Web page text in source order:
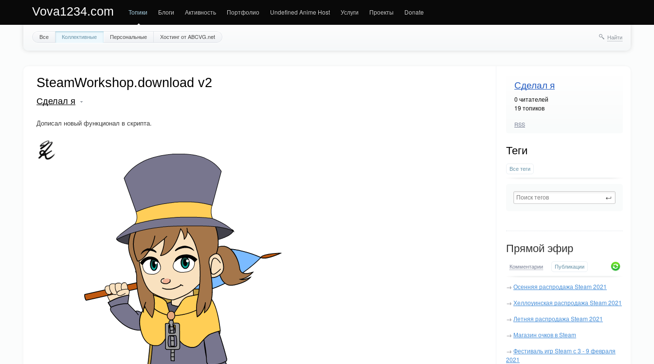
Vova1234.com Топики Блоги Активность Портфолио Undefined Anime Host Услуги Проекты Donate
Все Коллективные Персональные Хостинг от ABCVG.net Найти
Сделал я
0 читателей
19 топиков
RSS
Теги
Все теги
Прямой эфир
Комментарии Публикации
→ Осенняя распродажа Steam 2021
→ Хеллоуинская распродажа Steam 2021
→ Летняя распродажа Steam 2021
→ Магазин очков в Steam
→ Фестиваль игр Steam с 3 - 9 февраля
2021
SteamWorkshop.download v2
Сделал я
Дописал новый функционал в скрипта.